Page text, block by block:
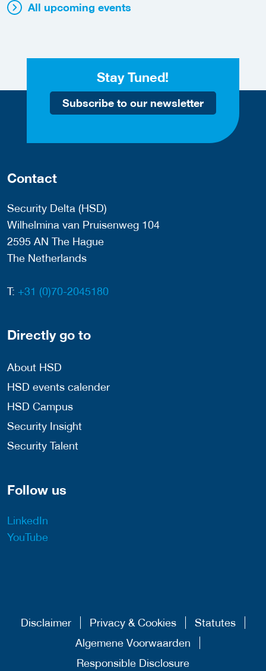
All upcoming events
Stay Tuned!
Subscribe to our newsletter
Contact
Security Delta (HSD)
Wilhelmina van Pruisenweg 104
2595 AN The Hague
The Netherlands
T: +31 (0)70-2045180
Directly go to
About HSD
HSD events calender
HSD Campus
Security Insight
Security Talent
Follow us
LinkedIn
YouTube
Disclaimer Privacy & Cookies
Statutes
Algemene Voorwaarden
Responsible Disclosure